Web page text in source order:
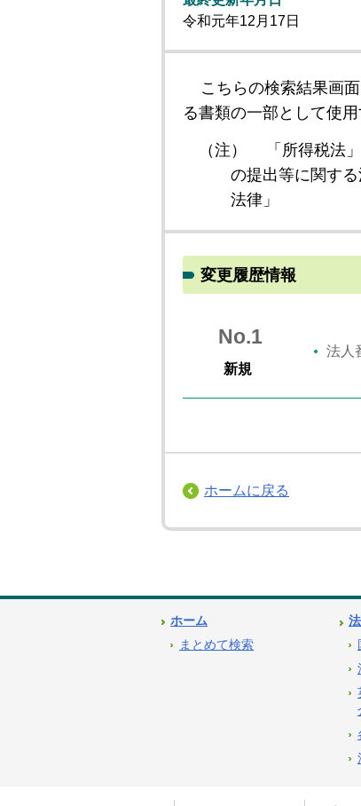
令和元年12月17日
こちらの検索結果画
る書類の一部として使
（注）
「所得税法
の提出等に関す
法律」
変更履歴情報
No.1
新規
法人
ホームに戻る
ホーム
まとめて検索